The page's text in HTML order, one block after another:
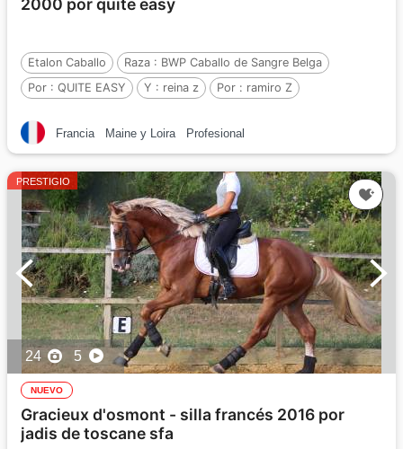
2000 por quite easy
Etalon Caballo Raza : BWP Caballo de Sangre Belga
Por : QUITE EASY Y : reina z Por : ramiro Z
Francia Maine y Loira Profesional
PRESTIGIO
24 5
NUEVO
Gracieux d'osmont - silla francés 2016 por
jadis de toscane sfa